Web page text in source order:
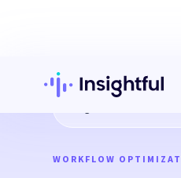
WORKFLOW